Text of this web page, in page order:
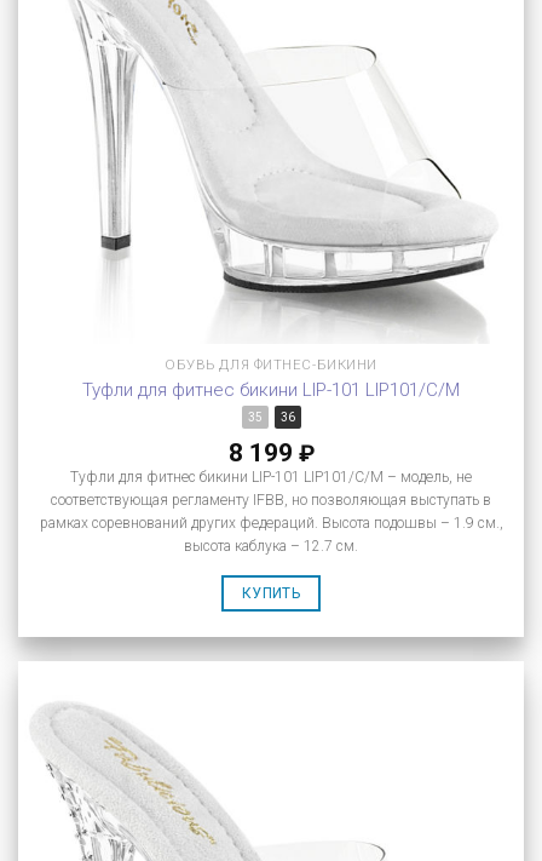
ОБУВЬ ДЛЯ ФИТНЕС-БИКИНИ
Туфли для фитнес бикини LIP-101 LIP101/C/M
35 36
8 199 ₽
Туфли для фитнес бикини LIP-101 LIP101/C/M – модель, не
соответствующая регламенту IFBB, но позволяющая выступать в
рамках соревнований других федераций. Высота подошвы – 1.9 см.,
высота каблука – 12.7 см.
КУПИТЬ